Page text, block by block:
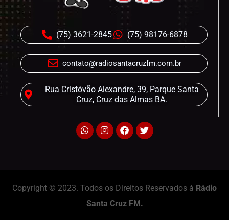
(75) 3621-2845 (75) 98176-6878
contato@radiosantacruzfm.com.br
Rua Cristóvão Alexandre, 39, Parque Santa
Cruz, Cruz das Almas BA.
Copyright © 2023. Todos os Direitos Reservados à Rádio
Santa Cruz FM.